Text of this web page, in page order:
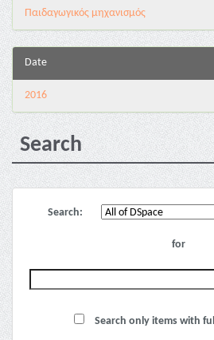
Παιδαγωγικός μηχανισμός
Date
2016
Search
Search:
for
Search only items with